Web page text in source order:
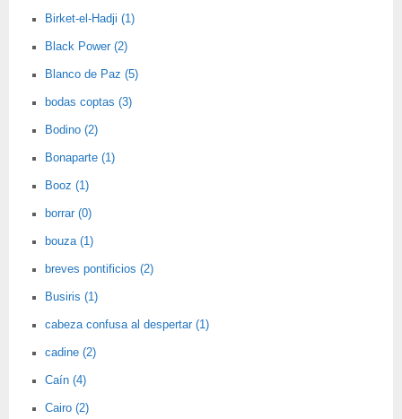
Birket-el-Hadji (1)
Black Power (2)
Blanco de Paz (5)
bodas coptas (3)
Bodino (2)
Bonaparte (1)
Booz (1)
borrar (0)
bouza (1)
breves pontificios (2)
Busiris (1)
cabeza confusa al despertar (1)
cadine (2)
Caín (4)
Cairo (2)